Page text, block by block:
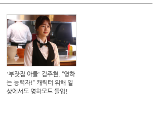
'부잣집 아들' 김주현, “영하
는 능력자!” 캐릭터 위해 일
상에서도 영하모드 돌입!